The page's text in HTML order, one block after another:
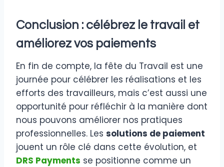
Conclusion : célébrez le travail et
améliorez vos paiements
En fin de compte, la fête du Travail est une
journée pour célébrer les réalisations et les
efforts des travailleurs, mais c’est aussi une
opportunité pour réfléchir à la manière dont
nous pouvons améliorer nos pratiques
professionnelles. Les solutions de paiement
jouent un rôle clé dans cette évolution, et
DRS Payments se positionne comme un